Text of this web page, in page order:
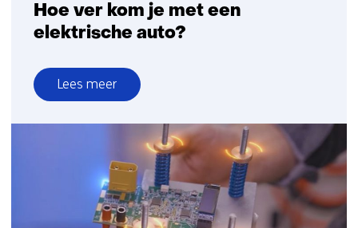
Hoe ver kom je met een
elektrische auto?
Lees meer
over
Hoe